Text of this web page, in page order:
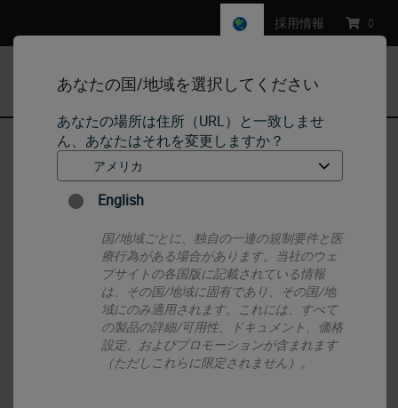
あなたの国/地域を選択してください
あなたの場所は住所（URL）と一致しませ
ん、あなたはそれを変更しますか？
English
国/地域ごとに、独自の一連の規制要件と医
療行為がある場合があります。当社のウェ
ブサイトの各国版に記載されている情報
は、その国/地域に固有であり、その国/地
域にのみ適用されます。これには、すべて
の製品の詳細/可用性、ドキュメント、価格
設定、およびプロモーションが含まれます
（ただしこれらに限定されません）。
採用情報 : 0
IHC & ISH • Detection Systems
Novolink Polymer Detection Systems